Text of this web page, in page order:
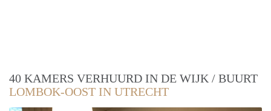
40 KAMERS VERHUURD IN DE WIJK / BUURT
LOMBOK-OOST IN UTRECHT